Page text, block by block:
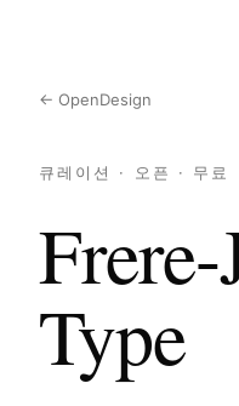
← OpenDesign
큐레이션 · 오픈 · 무료
Frere-
Type